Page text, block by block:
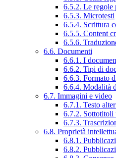
6.5.2. Le regole
6.5.3. Microtesti
6.5.4. Scrittura
6.5.5. Content
6.5.6.
6.6. Documenti
6.6.1. I
6.6.2. Tipi di
6.6.3. Formato
6.6.4. Modalità
6.7. Immagini e video
6.7.1. Testo
6.7.2. Sottotitoli
6.7.3.
6.8. Proprietà
6.8.1.
6.8.2.